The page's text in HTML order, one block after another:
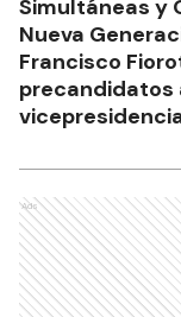
Simultáneas y
Nueva
Francisco
precandidatos
Ads